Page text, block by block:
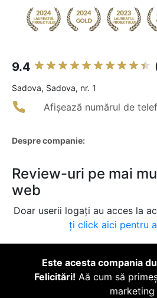
9.4
Sadova, Sadova, nr. 1
Afișează numărul de
Despre companie:
Review-uri pe mai
web
Doar userii logați au acces la
ți click aici pentru
Este acesta compania
Felicitări! Aă cum să
marketing